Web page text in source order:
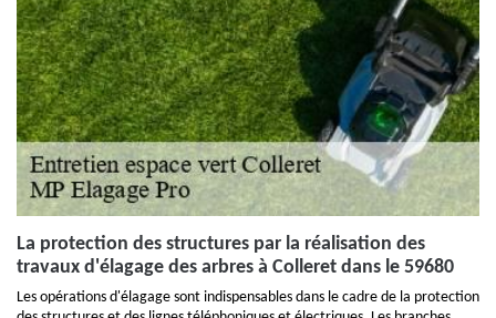
La protection des structures par la réalisation des
travaux d'élagage des arbres à Colleret dans le 59680
Les opérations d'élagage sont indispensables dans le cadre de la protection